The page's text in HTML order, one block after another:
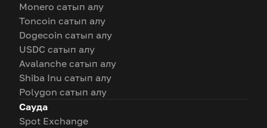
Monero сатып алу
Toncoin сатып алу
Dogecoin сатып алу
USDC сатып алу
Avalanche сатып алу
Shiba Inu сатып алу
Polygon сатып алу
Сауда
Spot Exchange